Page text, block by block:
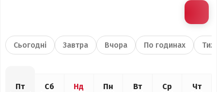
Сьогодні Завтра Вчора По годинах
Пт Сб Нд Пн Вт Ср Чт